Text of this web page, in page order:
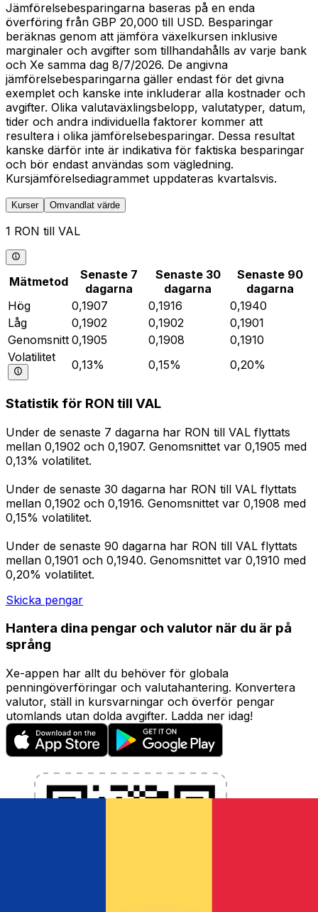
Jämförelsebesparingarna baseras på en enda
överföring från GBP 20,000 till USD. Besparingar
beräknas genom att jämföra växelkursen inklusive
marginaler och avgifter som tillhandahålls av varje bank
och Xe samma dag 8/7/2026. De angivna
jämförelsebesparingarna gäller endast för det givna
exemplet och kanske inte inkluderar alla kostnader och
avgifter. Olika valutaväxlingsbelopp, valutatyper, datum,
tider och andra individuella faktorer kommer att
resultera i olika jämförelsebesparingar. Dessa resultat
kanske därför inte är indikativa för faktiska besparingar
och bör endast användas som vägledning.
Kursjämförelsediagrammet uppdateras kvartalsvis.
Kurser Omvandlat värde
1 RON till VAL
Mätmetod
Senaste 7
dagarna
Senaste 30
dagarna
Senaste 90
dagarna
Hög
0,1907 0,1916
0,1940
Låg
0,1902 0,1902
0,1901
Genomsnitt 0,1905 0,1908
0,1910
Volatilitet
0,13% 0,15% 0,20%
Statistik för RON till VAL
Under de senaste 7 dagarna har RON till VAL flyttats
mellan 0,1902 och 0,1907. Genomsnittet var 0,1905 med
0,13% volatilitet.
Under de senaste 30 dagarna har RON till VAL flyttats
mellan 0,1902 och 0,1916. Genomsnittet var 0,1908 med
0,15% volatilitet.
Under de senaste 90 dagarna har RON till VAL flyttats
mellan 0,1901 och 0,1940. Genomsnittet var 0,1910 med
0,20% volatilitet.
Skicka pengar
Hantera dina pengar och valutor när du är på
språng
Xe-appen har allt du behöver för globala
penningöverföringar och valutahantering. Konvertera
valutor, ställ in kursvarningar och överför pengar
utomlands utan dolda avgifter. Ladda ner idag!